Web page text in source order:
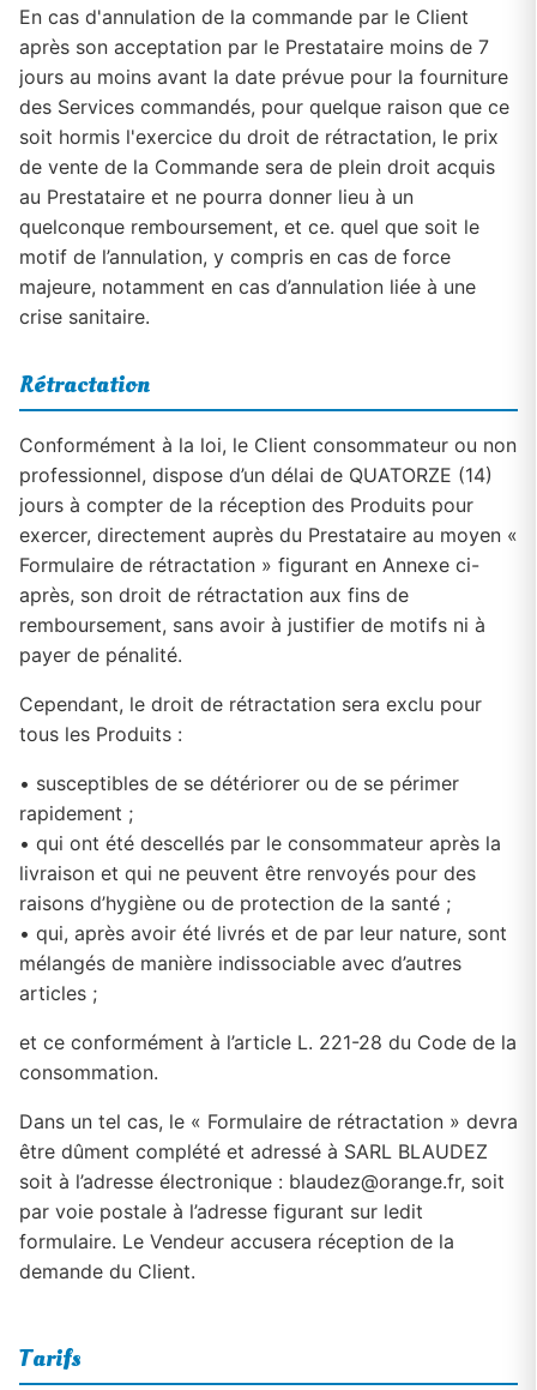
En cas d'annulation de la commande par le Client
après son acceptation par le Prestataire moins de 7
jours au moins avant la date prévue pour la fourniture
des Services commandés, pour quelque raison que ce
soit hormis l'exercice du droit de rétractation, le prix
de vente de la Commande sera de plein droit acquis
au Prestataire et ne pourra donner lieu à un
quelconque remboursement, et ce. quel que soit le
motif de l’annulation, y compris en cas de force
majeure, notamment en cas d’annulation liée à une
crise sanitaire.
Rétractation
Conformément à la loi, le Client consommateur ou non
professionnel, dispose d’un délai de QUATORZE (14)
jours à compter de la réception des Produits pour
exercer, directement auprès du Prestataire au moyen «
Formulaire de rétractation » figurant en Annexe ci-
après, son droit de rétractation aux fins de
remboursement, sans avoir à justifier de motifs ni à
payer de pénalité.
Cependant, le droit de rétractation sera exclu pour
tous les Produits :
• susceptibles de se détériorer ou de se périmer
rapidement ;
• qui ont été descellés par le consommateur après la
livraison et qui ne peuvent être renvoyés pour des
raisons d’hygiène ou de protection de la santé ;
• qui, après avoir été livrés et de par leur nature, sont
mélangés de manière indissociable avec d’autres
articles ;
et ce conformément à l’article L. 221-28 du Code de la
consommation.
Dans un tel cas, le « Formulaire de rétractation » devra
être dûment complété et adressé à SARL BLAUDEZ
soit à l’adresse électronique : blaudez@orange.fr, soit
par voie postale à l’adresse figurant sur ledit
formulaire. Le Vendeur accusera réception de la
demande du Client.
Tarifs